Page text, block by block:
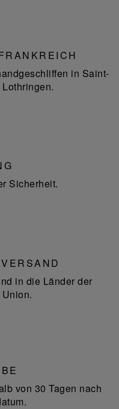
in Saint-
Sicherheit.
in die Länder der
von 30 Tagen nach